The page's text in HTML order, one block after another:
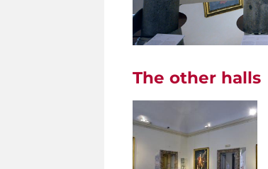
The other halls